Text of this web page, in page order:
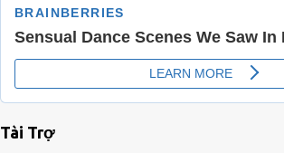
Tài Trợ